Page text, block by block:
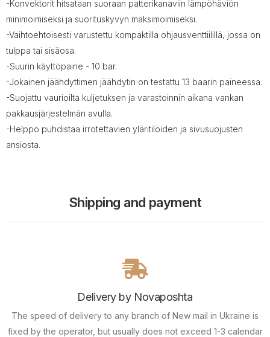
-Konvektorit hitsataan suoraan patterikanaviin lämpöhäviön
minimoimiseksi ja suorituskyvyn maksimoimiseksi.
-Vaihtoehtoisesti varustettu kompaktilla ohjausventtiilillä, jossa on
tulppa tai sisäosa.
-Suurin käyttöpaine - 10 bar.
-Jokainen jäähdyttimen jäähdytin on testattu 13 baarin paineessa.
-Suojattu vaurioilta kuljetuksen ja varastoinnin aikana vankan
pakkausjärjestelmän avulla.
-Helppo puhdistaa irrotettavien yläritilöiden ja sivusuojusten
ansiosta.
Shipping and payment
Delivery by Novaposhta
The speed of delivery to any branch of New mail in Ukraine is
fixed by the operator, but usually does not exceed 1-3 calendar